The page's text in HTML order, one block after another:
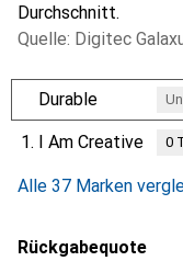
Durchschnitt.
Quelle: Digitec
Durable
1. I Am Creative 0
Alle 37 Marken
Rückgabequote